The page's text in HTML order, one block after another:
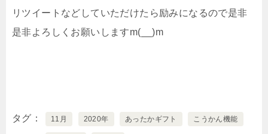
リツイートなどしていただけたら励みになるので是非
是非よろしくお願いしますm(__)m
タグ 11月 2020年 あったかギフト こうかん機能